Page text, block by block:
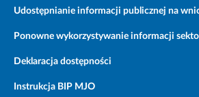
Udostępnianie informacji publicznej na
Ponowne wykorzystywanie informacji
Deklaracja dostępności
Instrukcja BIP MJO